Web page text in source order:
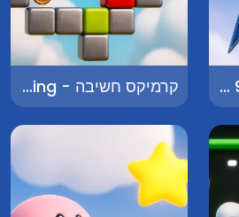
עפיפון 9000 - Kite 9000 קרמיקס חשיבה - Keramix Thinking